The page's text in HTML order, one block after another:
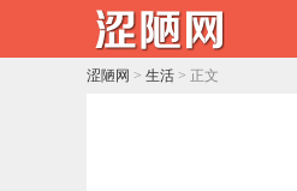
涩陋网 > 生活 > 正文